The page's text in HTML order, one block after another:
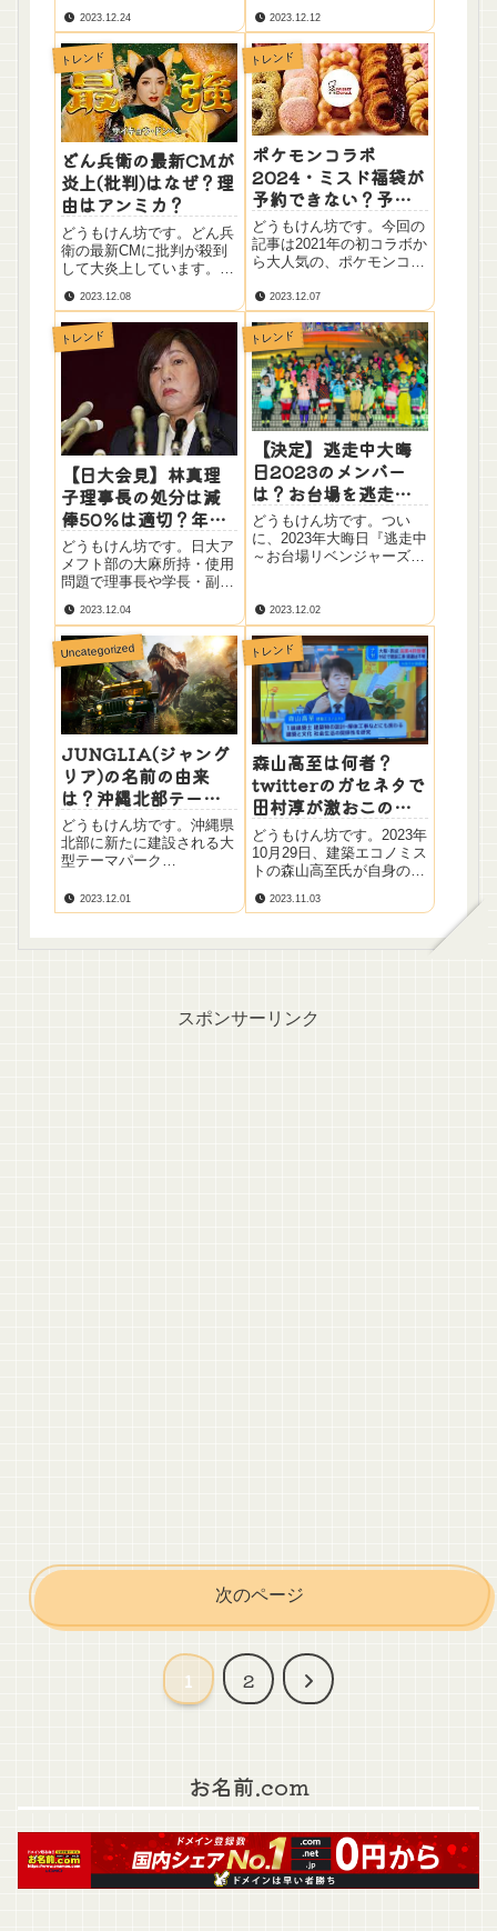
届いたら『何っじゃコリャ
ー！！！！！』てなってい
る人がいる様で、
X（Twitter）でトレンドい
りしていましたのでリサ
ー...
2023.12.24
いコンビの和牛が解散表明
されました。X (Twitter ）
で解散理由は水田の遅刻が
原因と書かれていましたが
本当に解散の理由はそこな
のか？また、...
2023.12.12
トレンド
どん兵衛の最新CMが
炎上(批判)はなぜ？理
由はアンミカ？
どうもけん坊です。どん兵
衛の最新CMに批判が殺到
して大炎上しています。理
原因のようなので詳しくリ
サーチしてみようと思いま
す。それでは見ていきまし
ょう。・どん兵衛の最新
CMの内容は？・どん兵衛
の最新CMが炎上(批判)し...
2023.12.08
トレンド
ポケモンコラボ
2024・ミスド福袋が
予約できない？予約
と在庫ありを見つけ
る方法をご紹介
どうもけん坊です。今回の
記事は2021年の初コラボか
ら大人気の、ポケモンコラ
てリサーチしていきます。
今回で4年目になったポケ
モンコラボのミスド福袋で
すが、人気すぎて『予約が
できない！？』などの声が
上がっています。そこ...
2023.12.07
トレンド
【日大会見】林真理
子理事長の処分は減
俸50％は適切？年収
はいくら？
どうもけん坊です。日大ア
メフト部の大麻所持・使用
問題で理事長や学長・副学
学長・副学長が辞任の中、
理事長だけ減俸50％という
結果にメディアはなぜだと
いう声が上がっていまし
た。理事長に対しての処分
は適切なのか？減俸50％...
2023.12.04
トレンド
【決定】逃走中大晦
日2023のメンバー
は？お台場を逃走！
結果と見逃し配信も
リサーチ
どうもけん坊です。つい
に、2023年大晦日『逃走中
～お台場リベンジャーズ
イムリープ”。初参戦の人
もいるので要チェックで
す！！今回の逃走者は昨年
と同じ31名！今年のメンバ
ーが気になったのでリサ
ー...
2023.12.02
Uncategorized
JUNGLIA(ジャング
リア)の名前の由来
は？沖縄北部テーマ
パークはジュラシッ
クパークに似てる？
パクリ？内容や情報
どうもけん坊です。沖縄県
北部に新たに建設される大
型テーマパーク
ア）』の概要が発表されま
したね！手がけるのは、
岡毅(株式会社刀CEO)さ
2023.12.01
トレンド
森山高至は何者？
twitterのガセネタで
田村淳が激おこの理
由は？
どうもけん坊です。2023年
10月29日、建築エコノミス
トの森山高至氏が自身の
ート(ガセネタ)をしたこと
2023.11.03
スポンサーリンク
次のページ
1 2
次
お名前.com